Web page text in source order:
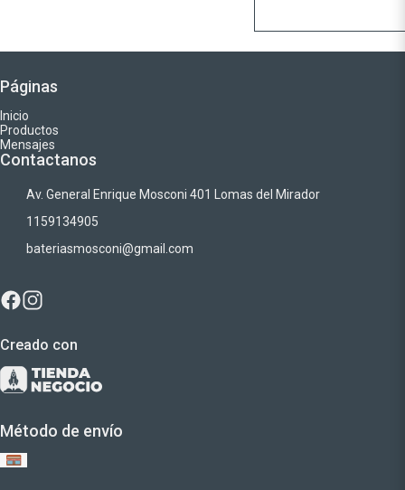
Páginas
Inicio
Productos
Mensajes
Contactanos
Av. General Enrique Mosconi 401 Lomas del Mirador
1159134905
bateriasmosconi@gmail.com
Creado con
Método de envío